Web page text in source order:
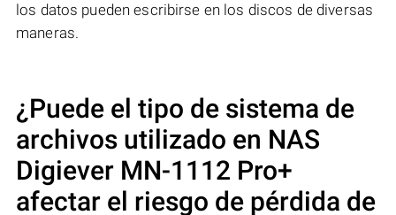
los datos pueden escribirse en los discos de diversas
maneras.
¿Puede el tipo de sistema de
archivos utilizado en NAS
Digiever MN-1112 Pro+
afectar el riesgo de pérdida de